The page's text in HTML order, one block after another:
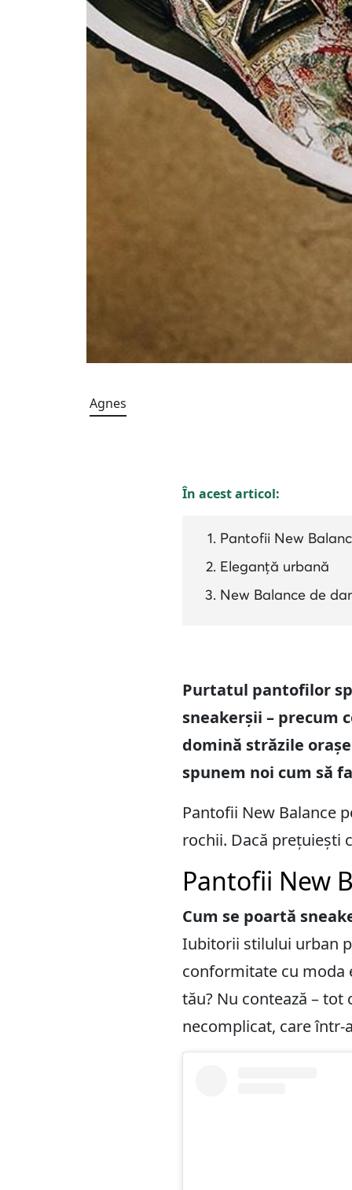
Agnes
În acest articol:
Pantofii New
Eleganță urbană
New Balance de
Purtatul pantofilor
sneakerșii – precum
domină străzile
spunem noi cum să
Pantofii New Balance
rochii. Dacă prețuiești
Pantofii New
Cum se poartă
Iubitorii stilului urban
conformitate cu moda
tău? Nu contează –
necomplicat, care într-